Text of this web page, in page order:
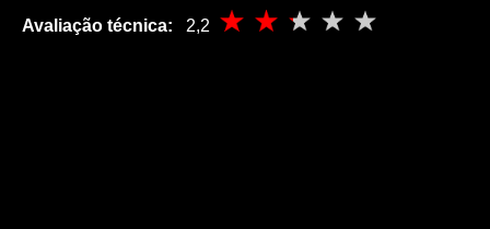
Avaliação técnica: 2,2